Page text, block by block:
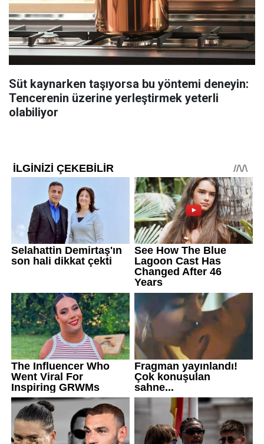
Süt kaynarken taşıyorsa bu yöntemi deneyin:
Tencerenin üzerine yerleştirmek yeterli
olabiliyor